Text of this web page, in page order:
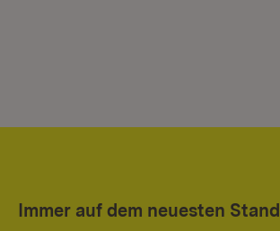
Immer auf dem neuesten Stand